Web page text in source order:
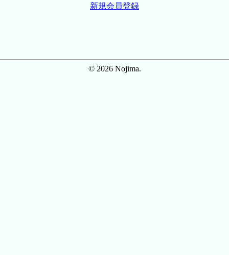
新規会員登録
© 2026 Nojima.